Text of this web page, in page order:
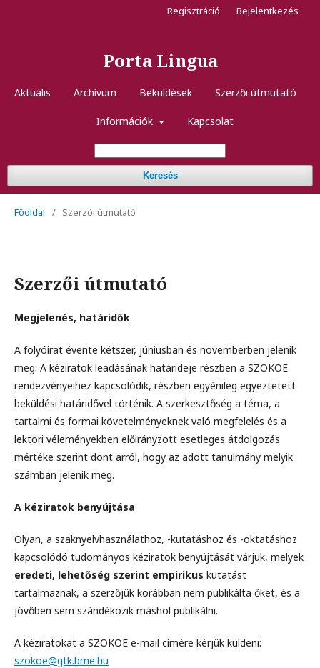
Porta Lingua
Aktuális Archívum Beküldések Szerzői útmutató
Információk Kapcsolat
Keresés
Regisztráció Bejelentkezés
Főoldal / Szerzői útmutató
Szerzői útmutató
Megjelenés, határidők
A folyóirat évente kétszer, júniusban és novemberben jelenik
meg. A kéziratok leadásának határideje részben a SZOKOE
rendezvényeihez kapcsolódik, részben egyénileg egyeztetett
beküldési határidővel történik. A szerkesztőség a téma, a
tartalmi és formai követelményeknek való megfelelés és a
lektori véleményekben előirányzott esetleges átdolgozás
mértéke szerint dönt arról, hogy az adott tanulmány melyik
számban jelenik meg.
A kéziratok benyújtása
Olyan, a szaknyelvhasználathoz, -kutatáshoz és -oktatáshoz
kapcsolódó tudományos kéziratok benyújtását várjuk, melyek
eredeti, lehetőség szerint empirikus kutatást
tartalmaznak, a szerzőjük korábban nem publikálta őket, és a
jövőben sem szándékozik máshol publikálni.
A kéziratokat a SZOKOE e-mail címére kérjük küldeni:
szokoe@gtk.bme.hu